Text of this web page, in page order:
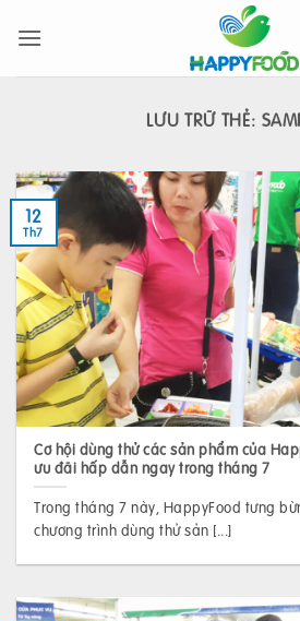
qua
LƯU TRỮ THẺ:
Cơ hội dùng thử các sản phẩm của
ưu đãi hấp dẫn ngay trong tháng 7
Trong tháng 7 này, HappyFood tưng
chương trình dùng thử sản [...]
12
Th7